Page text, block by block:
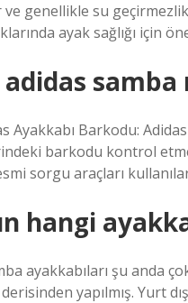
genellikle su
ayak sağlığı için
samba
Ayakkabı Barkodu:
barkodu kontrol
sorgu araçları
hangi
ayakkabıları şu anda
derisinden yapılmış. Yurt